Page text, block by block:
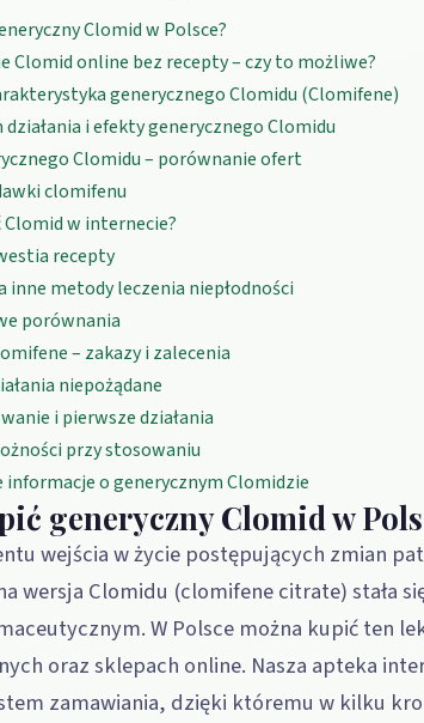
Clomid w Polsce?
Clomid online bez recepty – czy to możliwe?
generycznego Clomidu (Clomifene)
działania i efekty generycznego Clomidu
Clomidu – porównanie ofert
clomifenu
Clomid w internecie?
recepty
inne metody leczenia niepłodności
porównania
– zakazy i zalecenia
niepożądane
i pierwsze działania
przy stosowaniu
informacje o generycznym Clomidzie
generyczny Clomid w
wejścia w życie postępujących zmian
wersja Clomidu (clomifene citrate) stała
W Polsce można kupić ten
oraz sklepach online. Nasza apteka
zamawiania, dzięki któremu w kilku